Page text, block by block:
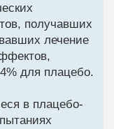
получавших
лечение
для плацебо.
в плацебо-